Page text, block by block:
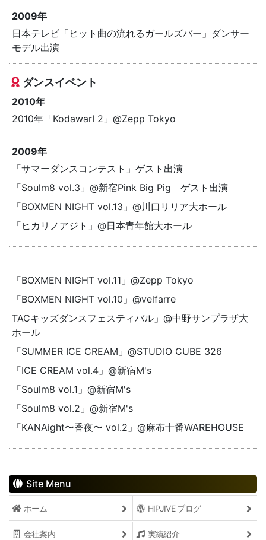
2009年
日本テレビ「ヒット曲の流れるガールズバー」ダンサー
モデル出演
ダンスイベント
2010年
2010年「KodawarI 2」@Zepp Tokyo
2009年
「サマーダンスコンテスト」ゲスト出演
「Soulm8 vol.3」@新宿Pink Big Pig ゲスト出演
「BOXMEN NIGHT vol.13」@川口リリア大ホール
「ヒカリノアジト」@日本青年館大ホール
「BOXMEN NIGHT vol.11」@Zepp Tokyo
「BOXMEN NIGHT vol.10」@velfarre
TACキッズダンスフェスティバル」@中野サンプラザ大
ホール
「SUMMER ICE CREAM」@STUDIO CUBE 326
「ICE CREAM vol.4」@新宿M's
「Soulm8 vol.1」@新宿M's
「Soulm8 vol.2」@新宿M's
「KANAight〜香夜〜 vol.2」@麻布十番WAREHOUSE
Site Menu
ホーム HIPJIVE ブログ
会社案内 実績紹介